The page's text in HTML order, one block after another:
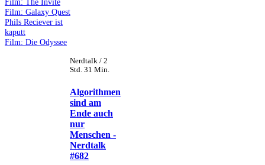
Film: Galaxy Quest
Phils Reciever ist
kaputt
Film: Die Odyssee
Nerdtalk / 2
Std. 31 Min.
Algorithmen
sind am
Ende auch
nur
Menschen -
Nerdtalk
#682